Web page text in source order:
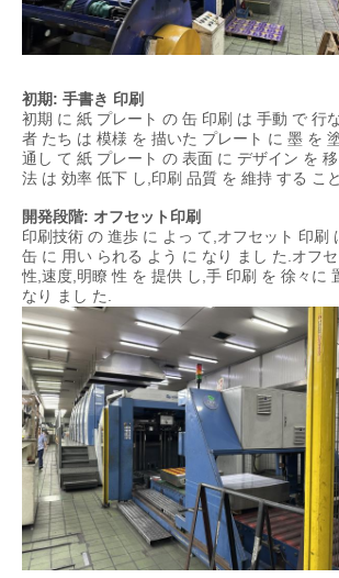
初期: 手書き 印刷
初期 に 紙 プレート の 缶 印刷 は 手動 で 行
者 たち は 模様 を 描いた プレート に 墨 を
通し て 紙 プレート の 表面 に デザイン を
法 は 効率 低下 し,印刷 品質 を 維持 する こ
開発段階: オフセット印刷
印刷技術 の 進歩 に よっ て,オフセット 印刷
缶 に 用い られる よう に なり まし た.オフ
性,速度,明瞭 性 を 提供 し,手 印刷 を 徐々に
なり まし た.